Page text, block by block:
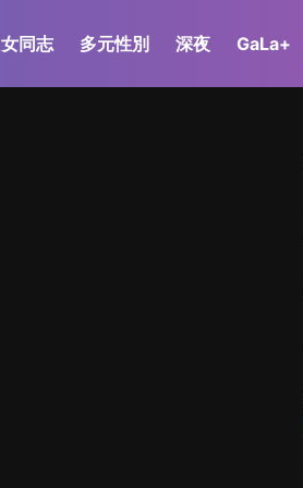
女同志 多元性別 深夜 GaLa+